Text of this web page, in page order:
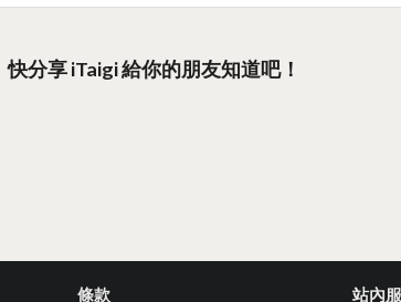
快分享 iTaigi 給你的朋友知道吧！
條款 站內